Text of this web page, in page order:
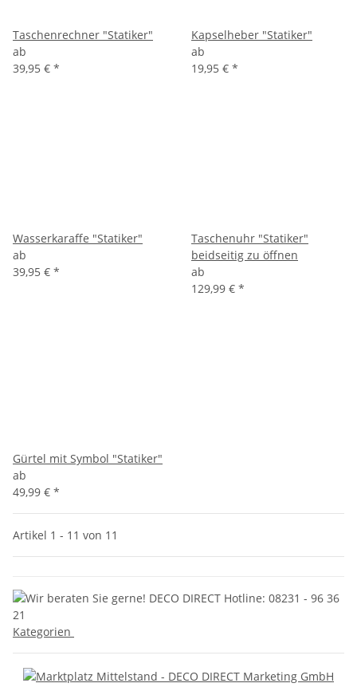
Taschenrechner "Statiker"
ab
39,95 € *
Kapselheber "Statiker"
ab
19,95 € *
Wasserkaraffe "Statiker"
ab
39,95 € *
Taschenuhr "Statiker"
beidseitig zu öffnen
ab
129,99 € *
Gürtel mit Symbol "Statiker"
ab
49,99 € *
Artikel 1 - 11 von 11
Kategorien